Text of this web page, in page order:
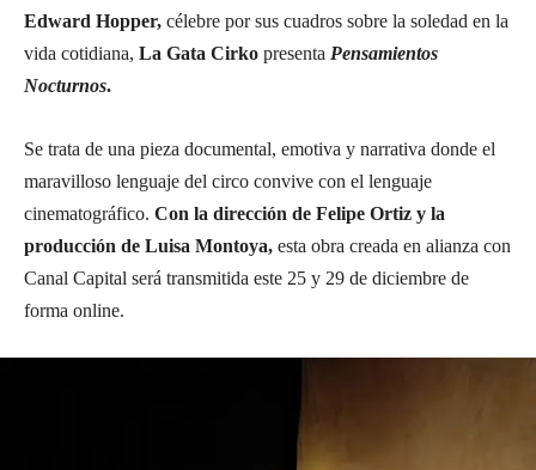
Edward Hopper, célebre por sus cuadros sobre la soledad en la
vida cotidiana, La Gata Cirko presenta Pensamientos
Nocturnos.
Se trata de una pieza documental, emotiva y narrativa donde el
maravilloso lenguaje del circo convive con el lenguaje
cinematográfico. Con la dirección de Felipe Ortiz y la
producción de Luisa Montoya, esta obra creada en alianza con
Canal Capital será transmitida este 25 y 29 de diciembre de
forma online.